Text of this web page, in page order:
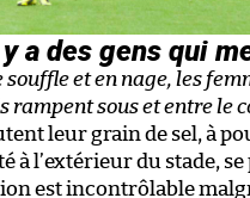
a des gens qui
et en nage, les
rampent sous et entre le
leur grain de sel, à
à l’extérieur du stade,
est incontrôlable